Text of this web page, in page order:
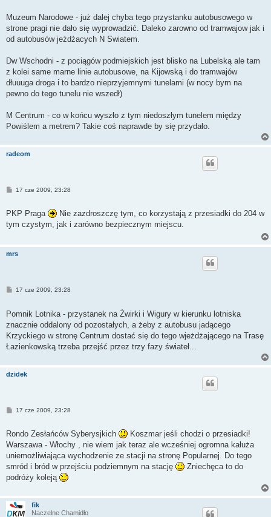
Muzeum Narodowe - już dalej chyba tego przystanku autobusowego w
strone pragi nie dało się wyprowadzić. Daleko zarowno od tramwajow jak i
od autobusów jeżdżacych N Swiatem.
Dw Wschodni - z pociągów podmiejskich jest blisko na Lubelską ale tam
z kolei same marne linie autobusowe, na Kijowską i do tramwajów
dłuuuga droga i to bardzo nieprzyjemnymi tunelami (w nocy bym na
pewno do tego tunelu nie wszedł)
M Centrum - co w końcu wyszło z tym niedoszłym tunelem między
Powiślem a metrem? Takie coś naprawde by się przydało.
radeom
P
t
17 cze 2009, 23:28
PKP Praga
Nie zazdroszczę tym, co korzystają z przesiadki do 204 w
tym czystym, jak i zarówno bezpiecznym miejscu.
mrs
P
t
17 cze 2009, 23:28
Pomnik Lotnika - przystanek na Żwirki i Wigury w kierunku lotniska
znacznie oddalony od pozostałych, a żeby z autobusu jadącego
Krzyckiego w stronę Centrum dostać się do tego wjeżdżającego na Trasę
Łazienkowską trzeba przejść przez trzy fazy świateł...
dzidek
P
t
17 cze 2009, 23:28
Rondo Zesłańców Syberysjkich
Koszmar jeśli chodzi o przesiadki!
Warszawa - Włochy , nie wiem jak teraz ale wcześniej ogromna kałuża
uniemożliwiająca wychodzenie ze stacji na stronę Popularnej. Do tego
smród i bród w przejściu podziemnym na stację
Zniechęca to do
podróży koleją
fik
Naczelne Chamidło